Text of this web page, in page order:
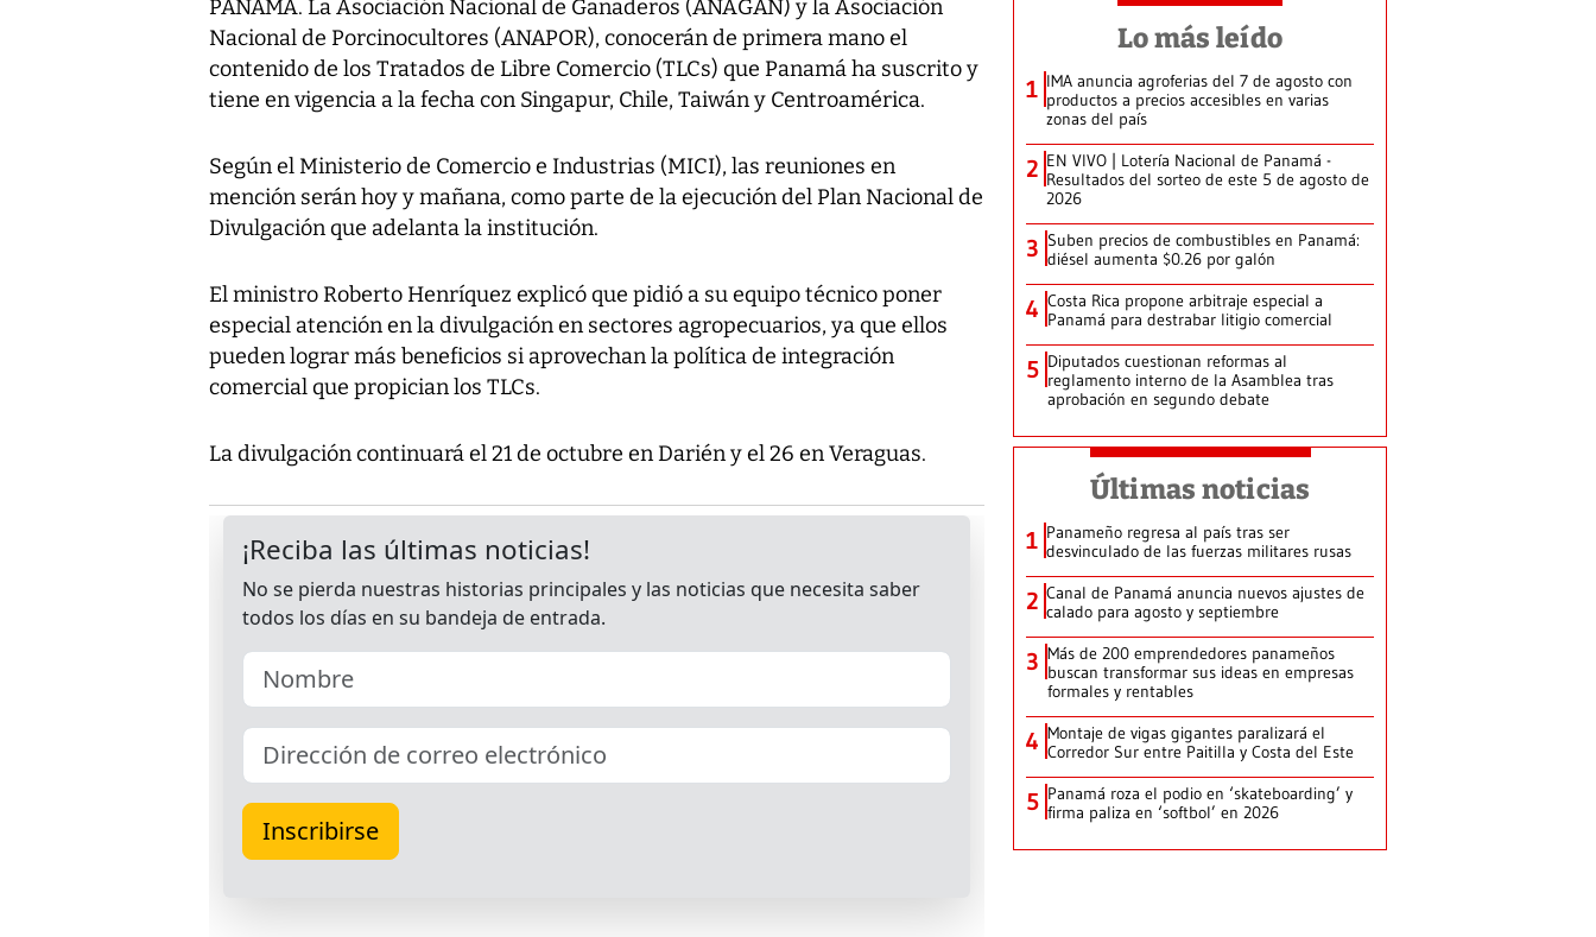
PANAMÁ. La Asociación Nacional de Ganaderos (ANAGAN) y la Asociación
Nacional de Porcinocultores (ANAPOR), conocerán de primera mano el
contenido de los Tratados de Libre Comercio (TLCs) que Panamá ha suscrito y
tiene en vigencia a la fecha con Singapur, Chile, Taiwán y Centroamérica.
Según el Ministerio de Comercio e Industrias (MICI), las reuniones en
mención serán hoy y mañana, como parte de la ejecución del Plan Nacional de
Divulgación que adelanta la institución.
El ministro Roberto Henríquez explicó que pidió a su equipo técnico poner
especial atención en la divulgación en sectores agropecuarios, ya que ellos
pueden lograr más beneficios si aprovechan la política de integración
comercial que propician los TLCs.
La divulgación continuará el 21 de octubre en Darién y el 26 en Veraguas.
Lo más leído
1 IMA anuncia agroferias del 7 de agosto con
productos a precios accesibles en varias
zonas del país
2 EN VIVO | Lotería Nacional de Panamá -
Resultados del sorteo de este 5 de agosto de
2026
3 Suben precios de combustibles en Panamá:
diésel aumenta $0.26 por galón
4 Costa Rica propone arbitraje especial a
Panamá para destrabar litigio comercial
5 Diputados cuestionan reformas al
reglamento interno de la Asamblea tras
aprobación en segundo debate
Últimas noticias
1 Panameño regresa al país tras ser
desvinculado de las fuerzas militares rusas
2 Canal de Panamá anuncia nuevos ajustes de
calado para agosto y septiembre
3 Más de 200 emprendedores panameños
buscan transformar sus ideas en empresas
formales y rentables
4 Montaje de vigas gigantes paralizará el
Corredor Sur entre Paitilla y Costa del Este
5 Panamá roza el podio en ‘skateboarding’ y
firma paliza en ‘softbol’ en 2026